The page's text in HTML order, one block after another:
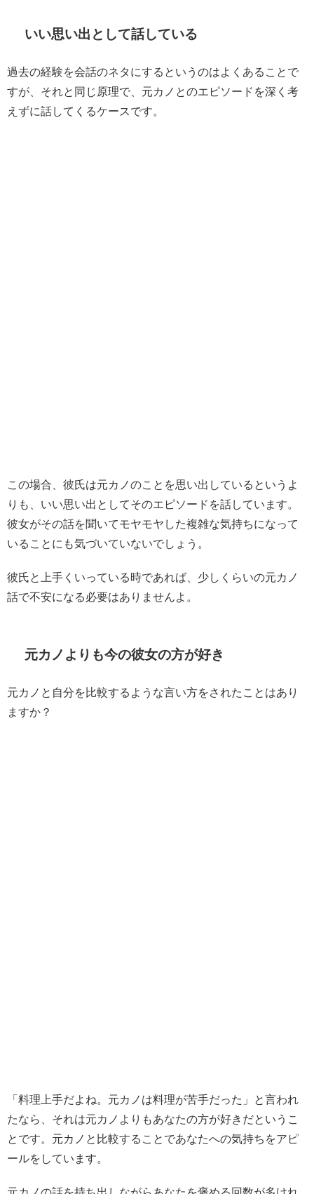
いい思い出として話している
過去の経験を会話のネタにするというのはよくあることで
すが、それと同じ原理で、元カノとのエピソードを深く考
えずに話してくるケースです。
この場合、彼氏は元カノのことを思い出しているというよ
りも、いい思い出としてそのエピソードを話しています。
彼女がその話を聞いてモヤモヤした複雑な気持ちになって
いることにも気づいていないでしょう。
彼氏と上手くいっている時であれば、少しくらいの元カノ
話で不安になる必要はありませんよ。
元カノよりも今の彼女の方が好き
元カノと自分を比較するような言い方をされたことはあり
ますか？
「料理上手だよね。元カノは料理が苦手だった」と言われ
たなら、それは元カノよりもあなたの方が好きだというこ
とです。元カノと比較することであなたへの気持ちをアピ
ールをしています。